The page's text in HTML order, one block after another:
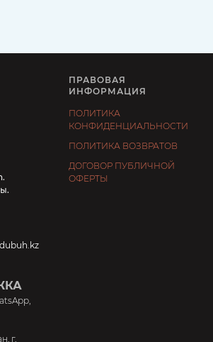
ПРАВОВАЯ
ИНФОРМАЦИЯ
ПОЛИТИКА
КОНФИДЕНЦИАЛЬНОСТИ
ПОЛИТИКА ВОЗВРАТОВ
ДОГОВОР ПУБЛИЧНОЙ
ОФЕРТЫ
г.